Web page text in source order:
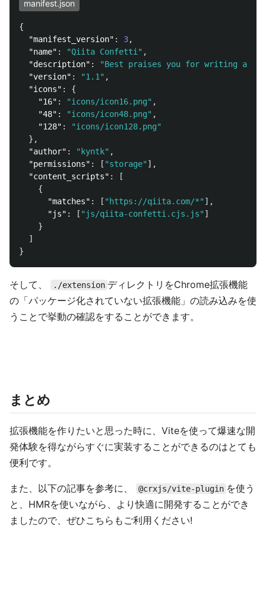
manifest.json
{
"manifest_version" : 3,
"name" : "Qiita Confetti" ,
"description" :
"Best praises you for writing
"version" : "1.1" ,
"icons" :
{
"16" : "icons/icon16.png" ,
"48" : "icons/icon48.png" ,
"128" :
"icons/icon128.png"
},
"author" : "kyntk" ,
"permissions" : [ "storage" ],
"content_scripts" :
[
{
"matches" : [ "https://qiita.com/*" ],
"js" : [ "js/qiita-confetti.cjs.js" ]
}
]
}
そして、 ./extension ディレクトリをChrome拡張機能
の「パッケージ化されていない拡張機能」の読み込みを使
うことで挙動の確認をすることができます。
まとめ
拡張機能を作りたいと思った時に、Viteを使って爆速な開
発体験を得ながらすぐに実装することができるのはとても
便利です。
また、以下の記事を参考に、 @crxjs/vite-plugin を使う
と、HMRを使いながら、より快適に開発することができ
ましたので、ぜひこちらもご利用ください!